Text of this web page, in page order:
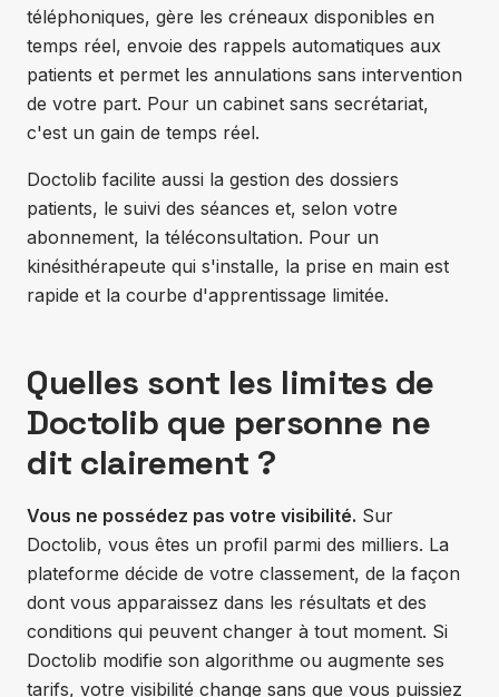
téléphoniques, gère les créneaux disponibles en
temps réel, envoie des rappels automatiques aux
patients et permet les annulations sans intervention
de votre part. Pour un cabinet sans secrétariat,
c'est un gain de temps réel.
Doctolib facilite aussi la gestion des dossiers
patients, le suivi des séances et, selon votre
abonnement, la téléconsultation. Pour un
kinésithérapeute qui s'installe, la prise en main est
rapide et la courbe d'apprentissage limitée.
Quelles sont les limites de
Doctolib que personne ne
dit clairement ?
Vous ne possédez pas votre visibilité. Sur
Doctolib, vous êtes un profil parmi des milliers. La
plateforme décide de votre classement, de la façon
dont vous apparaissez dans les résultats et des
conditions qui peuvent changer à tout moment. Si
Doctolib modifie son algorithme ou augmente ses
tarifs, votre visibilité change sans que vous puissiez